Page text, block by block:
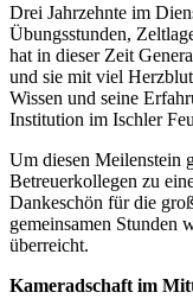
Drei Jahrzehnte im
Übungsstunden,
hat in dieser Zeit
und sie mit viel
Wissen und seine
Institution im Ischler
Um diesen Meilenstein
Betreuerkollegen zu
Dankeschön für die
gemeinsamen Stunden
überreicht.
Kameradschaft im